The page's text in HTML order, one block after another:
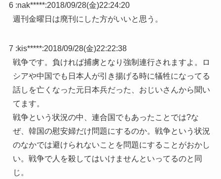
6 :nak*****:2018/09/28(金)22:24:20
週刊金曜日は廃刊にした方がいいと思う。
7 :kis*****:2018/09/28(金)22:22:38
戦争です。負ければ捕虜となり強制連行されますよ。ロ
シアや中国でも日本人が引き揚げる時に犠牲になってる
話しを亡くなった元日本兵だった、おじいさんから聞い
てます。
戦争という状況の中、連合国でもあったことでは?な
ぜ、韓国の慰安婦だけ問題にするのか。戦争という状況
のなかでは避けられないことを問題にすることがおかし
い。戦争で人を殺してはいけませんといってるのと同
じ。